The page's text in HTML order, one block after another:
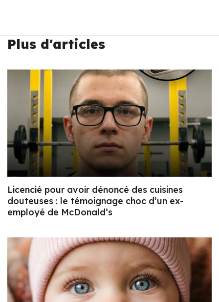
Plus d'articles
Licencié pour avoir dénoncé des cuisines
douteuses : le témoignage choc d’un ex-
employé de McDonald’s